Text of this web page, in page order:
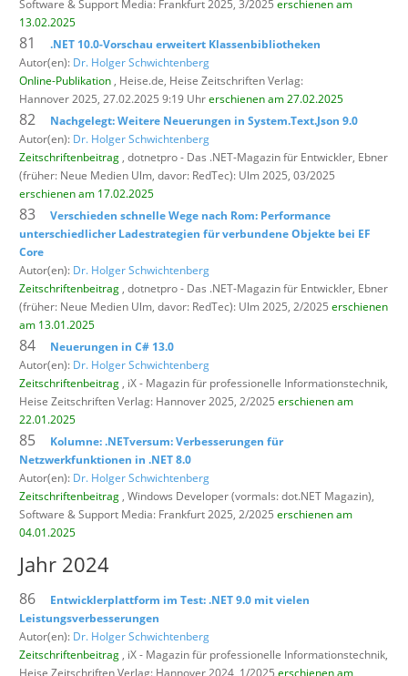
Software & Support Media: Frankfurt 2025, 3/2025 erschienen am
13.02.2025
81
.NET 10.0-Vorschau erweitert Klassenbibliotheken
Autor(en): Dr. Holger Schwichtenberg
Online-Publikation , Heise.de, Heise Zeitschriften Verlag:
Hannover 2025, 27.02.2025 9:19 Uhrerschienen am 27.02.2025
82
Nachgelegt: Weitere Neuerungen in System.Text.Json 9.0
Autor(en): Dr. Holger Schwichtenberg
Zeitschriftenbeitrag , dotnetpro - Das .NET-Magazin für Entwickler, Ebner
(früher: Neue Medien Ulm, davor: RedTec): Ulm 2025, 03/2025
erschienen am 17.02.2025
83
Verschieden schnelle Wege nach Rom: Performance
unterschiedlicher Ladestrategien für verbundene Objekte bei EF
Core
Autor(en): Dr. Holger Schwichtenberg
Zeitschriftenbeitrag , dotnetpro - Das .NET-Magazin für Entwickler, Ebner
(früher: Neue Medien Ulm, davor: RedTec): Ulm 2025, 2/2025 erschienen
am 13.01.2025
84
Neuerungen in C# 13.0
Autor(en): Dr. Holger Schwichtenberg
Zeitschriftenbeitrag , iX - Magazin für professionelle Informationstechnik,
Heise Zeitschriften Verlag: Hannover 2025, 2/2025 erschienen am
22.01.2025
85
Kolumne: .NETversum: Verbesserungen für
Netzwerkfunktionen in .NET 8.0
Autor(en): Dr. Holger Schwichtenberg
Zeitschriftenbeitrag , Windows Developer (vormals: dot.NET Magazin),
Software & Support Media: Frankfurt 2025, 2/2025 erschienen am
04.01.2025
Jahr 2024
86
Entwicklerplattform im Test: .NET 9.0 mit vielen
Leistungsverbesserungen
Autor(en): Dr. Holger Schwichtenberg
Zeitschriftenbeitrag , iX - Magazin für professionelle Informationstechnik,
Heise Zeitschriften Verlag: Hannover 2024, 1/2025 erschienen am